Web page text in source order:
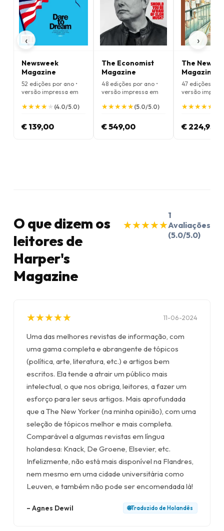
‹
Newsweek
Magazine
52 edições por ano •
versão impressa em
★
★★
★★
★★
★★
★ (4.0/5.0)
€ 139,00
The Economist
Magazine
48 edições por ano •
versão impressa em
★
★★
★★
★★
★★
★(5.0/5.0)
€ 549,00
The New
Magazine
47 edições por
versão
★
★★
★★
★★
★★
★
€ 224,95
›
O que dizem os
leitores de
Harper's
Magazine
★
★★
★★
★★
★★
★
1
Avaliações
(5.0/5.0)
★
★★
★★
★★
★★
★ 11-06-2024
Uma das melhores revistas de informação, com
uma gama completa e abrangente de tópicos
(política, arte, literatura, etc.) e artigos bem
escritos. Ela tende a atrair um público mais
intelectual, o que nos obriga, leitores, a fazer um
esforço para ler seus artigos. Mais aprofundada
que a The New Yorker (na minha opinião), com uma
seleção de tópicos melhor e mais completa.
Comparável a algumas revistas em língua
holandesa: Knack, De Groene, Elsevier, etc.
Infelizmente, não está mais disponível na Flandres,
nem mesmo em uma cidade universitária como
Leuven, e também não pode ser encomendada lá!
– Agnes Dewil 🌐Traduzido de Holandês